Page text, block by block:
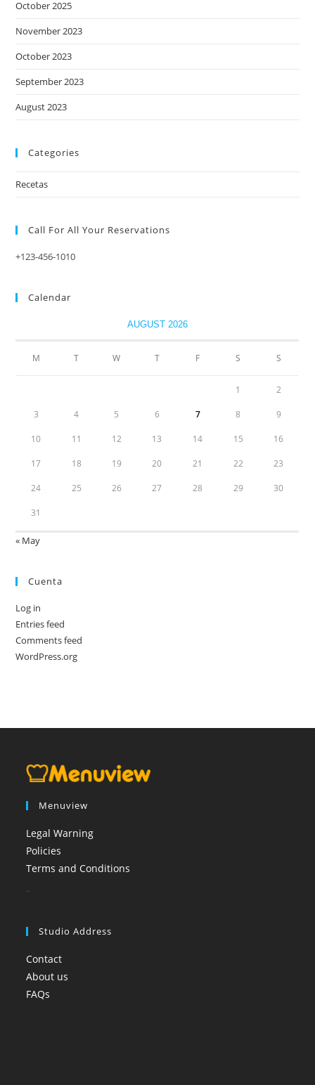
October 2025
November 2023
October 2023
September 2023
August 2023
Categories
Recetas
Call For All Your​ Reservations
+123-456-1010
Calendar
AUGUST 2026
M T W T F S S
1 2
3 4 5 6 7 8 9
10 11 12 13 14 15 16
17 18 19 20 21 22 23
24 25 26 27 28 29 30
31
« May
Cuenta
Log in
Entries feed
Comments feed
WordPress.org
Menuview
Legal Warning
Policies
Terms and Conditions
Studio Address
Contact
About us
FAQs